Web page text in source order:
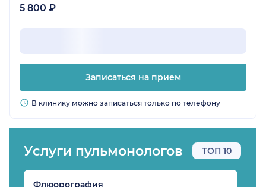
5 800 ₽
Записаться на прием
В клинику можно записаться только по телефону
Услуги пульмонологов ТОП 10
Флюорография